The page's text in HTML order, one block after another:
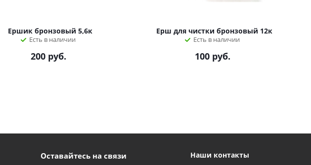
Ершик бронзовый 5,6к
Есть в наличии
200 руб.
Ерш для чистки бронзовый 12к
Есть в наличии
100 руб.
Оставайтесь на связи Наши контакты